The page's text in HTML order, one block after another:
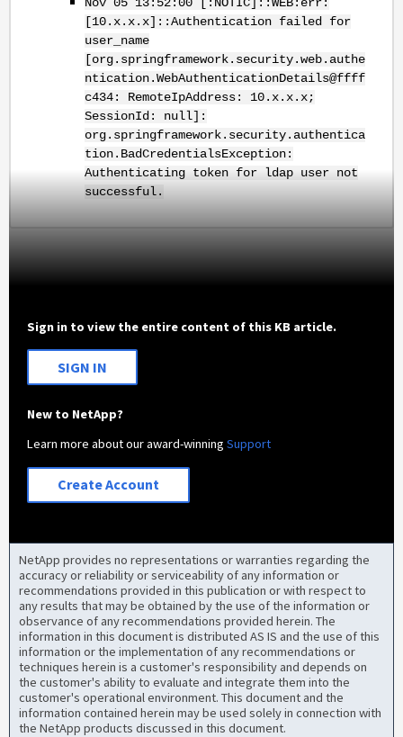
Nov 05 13:52:00 [:NOTIC]::WEB:err:
[10.x.x.x]::Authentication failed for
user_name
[org.springframework.security.web.authe
ntication.WebAuthenticationDetails@ffff
c434: RemoteIpAddress: 10.x.x.x;
SessionId: null]:
org.springframework.security.authentica
tion.BadCredentialsException:
Authenticating token for ldap user not
successful.
Sign in to view the entire content of this KB article.
SIGN IN
New to NetApp?
Learn more about our award-winningSupport
Create Account
NetApp provides no representations or warranties regarding the
accuracy or reliability or serviceability of any information or
recommendations provided in this publication or with respect to
any results that may be obtained by the use of the information or
observance of any recommendations provided herein. The
information in this document is distributed AS IS and the use of this
information or the implementation of any recommendations or
techniques herein is a customer's responsibility and depends on
the customer's ability to evaluate and integrate them into the
customer's operational environment. This document and the
information contained herein may be used solely in connection with
the NetApp products discussed in this document.